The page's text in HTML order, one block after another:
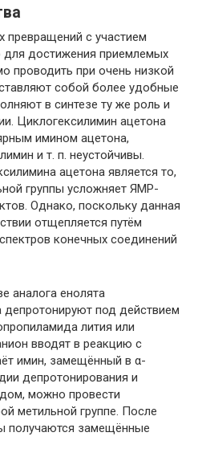
превращений с участием
для достижения приемлемых
проводить при очень низкой
собой более удобные
в синтезе ту же роль и
Циклогексилимин ацетона
имином ацетона,
и т. п. неустойчивы.
ацетона является то,
группы усложняет ЯМР-
Однако, поскольку данная
отщепляется путём
конечных соединений
аналога енолята
депротонируют под действием
лития или
вводят в реакцию с
имин, замещённый в α-
депротонирования и
можно провести
метильной группе. После
получаются замещённые